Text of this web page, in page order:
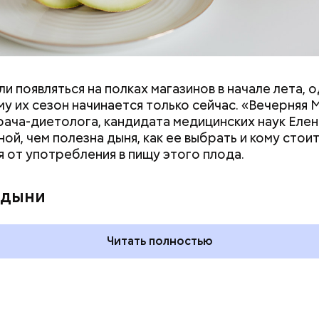
какие
в России
августа
появляться на полках магазинов в начале лета,
их сезон начинается только сейчас. «Вечерняя
диетолога, кандидата медицинских наук
чем полезна дыня, как ее выбрать и кому стоит
от употребления в пищу этого плода.
Читать полностью